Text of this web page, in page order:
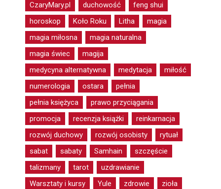
CzaryMary.pl
duchowość
feng shui
horoskop
Koło Roku Litha
magia
magia miłosna
magia naturalna
magia świec
magija
medycyna alternatywna
medytacja
miłość
numerologia
ostara
pełnia
pełnia księżyca
prawo przyciągania
promocja
recenzja książki
reinkarnacja
rozwój duchowy
rozwój osobisty
rytuał
sabat
sabaty Samhain
szczęście
talizmany
tarot
uzdrawianie
Warsztaty i kursy
Yule zdrowie
zioła